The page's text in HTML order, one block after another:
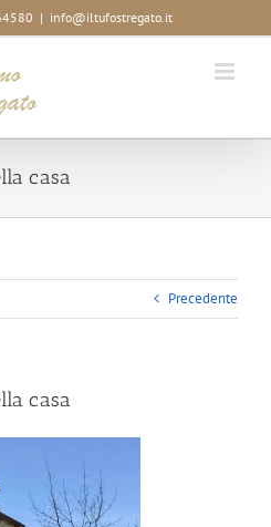
| info@iltufostregato.it
casa
Precedente
casa